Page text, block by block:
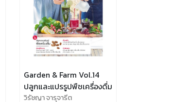
Garden & Farm Vol.14
ปลูกและแปรรูปพืชเครื่องดื่ม
วิรัชญา จารุจารีต